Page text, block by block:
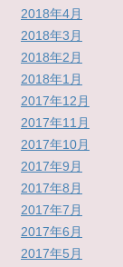
2018年4月
2018年3月
2018年2月
2018年1月
2017年12月
2017年11月
2017年10月
2017年9月
2017年8月
2017年7月
2017年6月
2017年5月